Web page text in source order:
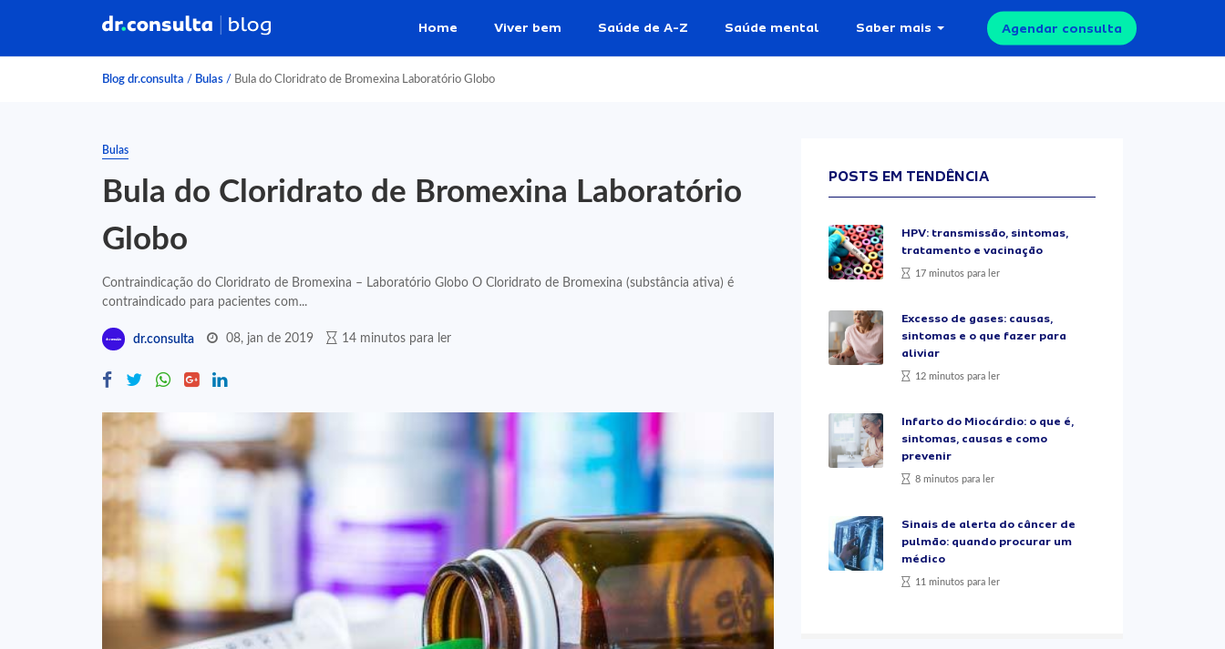
Home Viver bem Saúde de A-Z Saúde mental Saber mais Agendar consulta
Blog dr.consulta / Bulas / Bula do Cloridrato de Bromexina Laboratório Globo
Bulas
Bula do Cloridrato de Bromexina Laboratório
Globo
Contraindicação do Cloridrato de Bromexina – Laboratório Globo O Cloridrato de Bromexina (substância ativa) é
contraindicado para pacientes com...
dr.consulta 08, jan de 2019 14 minutos para ler
POSTS EM TENDÊNCIA
HPV: transmissão, sintomas,
tratamento e vacinação
17 minutos para ler
Excesso de gases: causas,
sintomas e o que fazer para
aliviar
12 minutos para ler
Infarto do Miocárdio: o que é,
sintomas, causas e como
prevenir
8 minutos para ler
Sinais de alerta do câncer de
pulmão: quando procurar um
médico
11 minutos para ler